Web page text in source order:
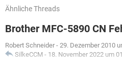
Ähnliche Threads
Brother MFC-5890 CN
Robert Schneider - 29. Dezember 2010
SilkeCCM - 18. November 2022 um